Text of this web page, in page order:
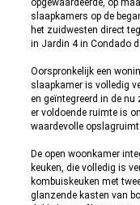
opgewaardeerde, op
slaapkamers op de
het zuidwesten direct
in Jardin 4 in Condado
Oorspronkelijk een
slaapkamer is volledig
en geïntegreerd in de
er voldoende ruimte is
waardevolle
De open woonkamer
keuken, die volledig is
kombuiskeuken met
glanzende kasten van